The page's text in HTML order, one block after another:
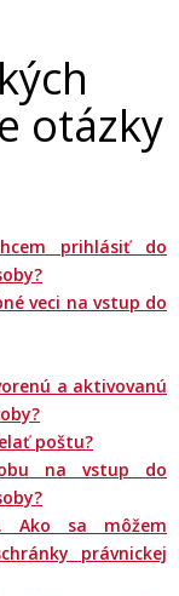
otázky
prihlásiť do
veci na vstup do
a aktivovanú
poštu?
na vstup do
Ako sa môžem
právnickej